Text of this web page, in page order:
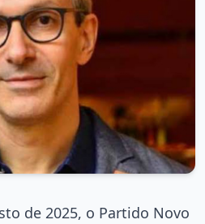
de 2025, o Partido Novo